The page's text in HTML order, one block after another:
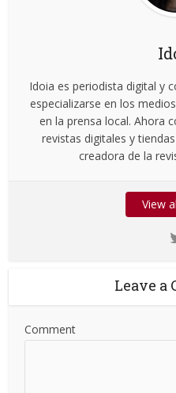
Idoia es periodista digital y
especializarse en los
en la prensa local. Ahora
revistas digitales y
creadora de la
View
Leave a
Comment